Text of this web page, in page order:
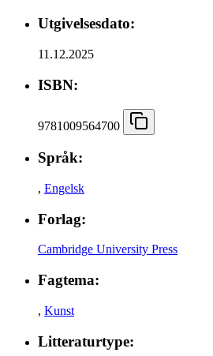
Utgivelsesdato:
11.12.2025
ISBN:
9781009564700
Språk:
, Engelsk
Forlag:
Cambridge University Press
Fagtema:
, Kunst
Litteraturtype: